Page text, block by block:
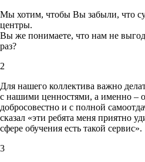
Мы хотим, чтобы Вы забыли, что
центры.
Вы же понимаете, что нам не
раз?
2
Для нашего коллектива важно
с нашими ценностями, а именно –
добросовестно и с полной
сказал «эти ребята меня приятно
сфере обучения есть такой сервис».
3